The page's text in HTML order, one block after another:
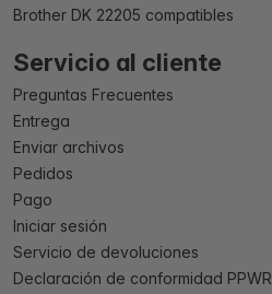
Brother DK 22205 compatibles
Servicio al cliente
Preguntas Frecuentes
Entrega
Enviar archivos
Pedidos
Pago
Iniciar sesión
Servicio de devoluciones
Declaración de conformidad PPWR